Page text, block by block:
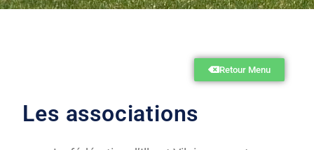
Retour Menu
Les associations